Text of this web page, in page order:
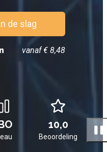
leerplek
de slag
vanaf € 8,48
10,0
Beoordeling